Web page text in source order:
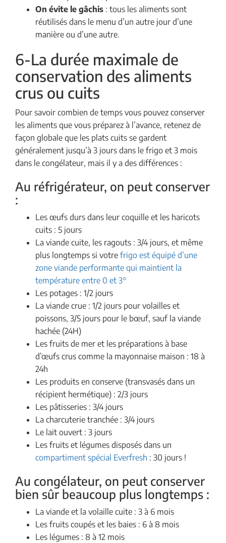
On évite le gâchis : tous les aliments sont
réutilisés dans le menu d’un autre jour d’une
manière ou d’une autre.
6-La durée maximale de
conservation des aliments
crus ou cuits
Pour savoir combien de temps vous pouvez conserver
les aliments que vous préparez à l’avance, retenez de
façon globale que les plats cuits se gardent
généralement jusqu’à 3 jours dans le frigo et 3 mois
dans le congélateur, mais il y a des différences :
Au réfrigérateur, on peut conserver
:
Les œufs durs dans leur coquille et les haricots
cuits : 5 jours
La viande cuite, les ragouts : 3/4 jours, et même
plus longtemps si votre frigo est équipé d’une
zone viande performante qui maintient la
température entre 0 et 3°
Les potages : 1/2 jours
La viande crue : 1/2 jours pour volailles et
poissons, 3/5 jours pour le bœuf, sauf la viande
hachée (24H)
Les fruits de mer et les préparations à base
d’œufs crus comme la mayonnaise maison : 18 à
24h
Les produits en conserve (transvasés dans un
récipient hermétique) : 2/3 jours
Les pâtisseries : 3/4 jours
La charcuterie tranchée : 3/4 jours
Le lait ouvert : 3 jours
Les fruits et légumes disposés dans un
compartiment spécial Everfresh : 30 jours !
Au congélateur, on peut conserver
bien sûr beaucoup plus longtemps :
La viande et la volaille cuite : 3 à 6 mois
Les fruits coupés et les baies : 6 à 8 mois
Les légumes : 8 à 12 mois